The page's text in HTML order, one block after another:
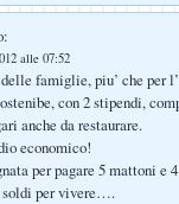
alle 07:52
famiglie, piu’ che per
con 2 stipendi,
anche da restaurare.
economico!
per pagare 5 mattoni e
soldi per vivere….